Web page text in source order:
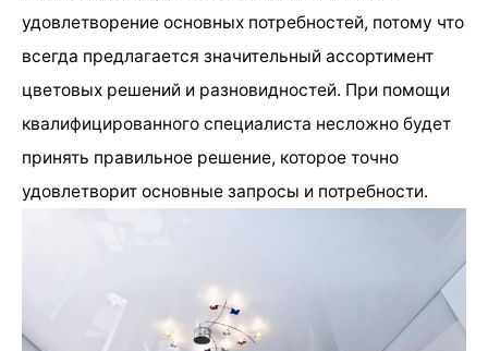
удовлетворение основных потребностей, потому что
всегда предлагается значительный ассортимент
цветовых решений и разновидностей. При помощи
квалифицированного специалиста несложно будет
принять правильное решение, которое точно
удовлетворит основные запросы и потребности.